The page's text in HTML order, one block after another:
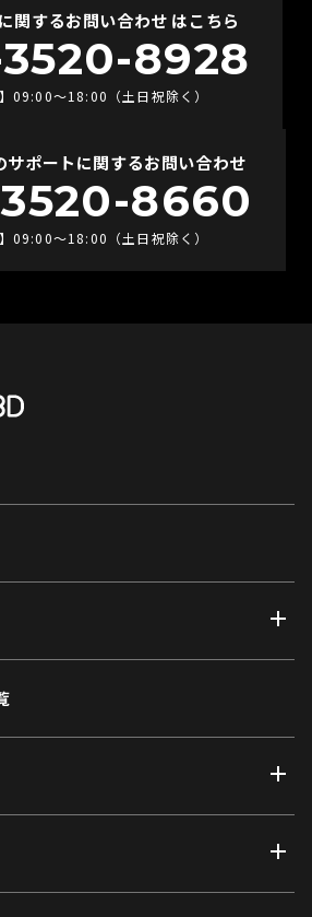
関するお問い合わせ はこちら
8928
】09:00〜18:00（土日祝除く）
サポートに関するお問い合わせ
8660
】09:00〜18:00（土日祝除く）